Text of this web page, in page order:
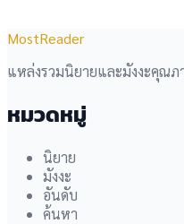
MostReader
แหล่งรวมนิยายและมังงะคุณภ
หมวดหมู่
นิยาย
มังงะ
อันดับ
ค้นหา